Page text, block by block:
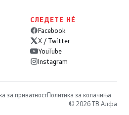
СЛЕДЕТЕ НÉ
Facebook
X / Twitter
YouTube
Instagram
за приватностПолитика за колачиња
© 2026 ТВ Алфа